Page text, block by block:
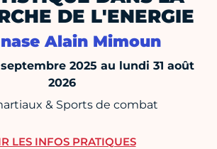
DE L'ENERGIE
Alain Mimoun
septembre 2025 au lundi 31 août
2026
& Sports de combat
LES INFOS PRATIQUES